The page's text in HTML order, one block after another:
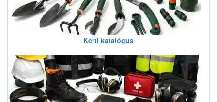
Kerti katalógus